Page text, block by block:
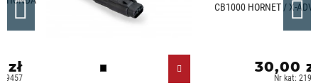
CB1000 HORNET / X-ADV
Czarny (N) 30,00 zł
Nr kat: 21979